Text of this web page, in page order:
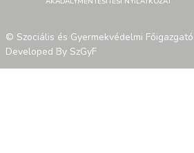
© Szociális és Gyermekvédelmi
Developed By SzGyF